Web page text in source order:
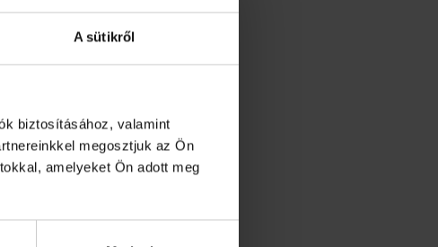
A sütikről
biztosításához, valamint
megosztjuk az Ön
amelyeket Ön adott meg
lépni a PICK Arénában, amit